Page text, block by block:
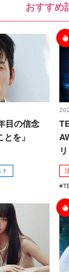
おすすめ
目の信念
とを」
ト